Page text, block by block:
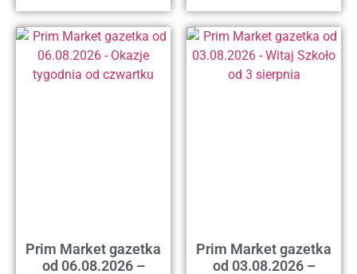
Prim Market gazetka
od 06.08.2026 –
Prim Market gazetka
od 03.08.2026 –